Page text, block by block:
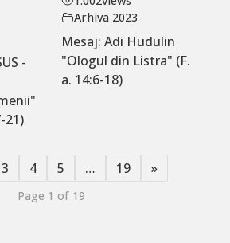
-
21)
Arhiva 2023
Mesaj: Adi Hudulin
"Ologul din Listra" (F.
a. 14:6-18)
3 4 5 … 19 »
Page 1 of 19